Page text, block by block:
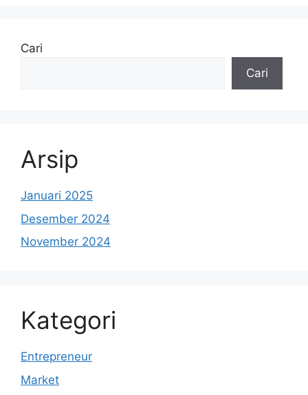
Cari
Cari
Arsip
Januari 2025
Desember 2024
November 2024
Kategori
Entrepreneur
Market